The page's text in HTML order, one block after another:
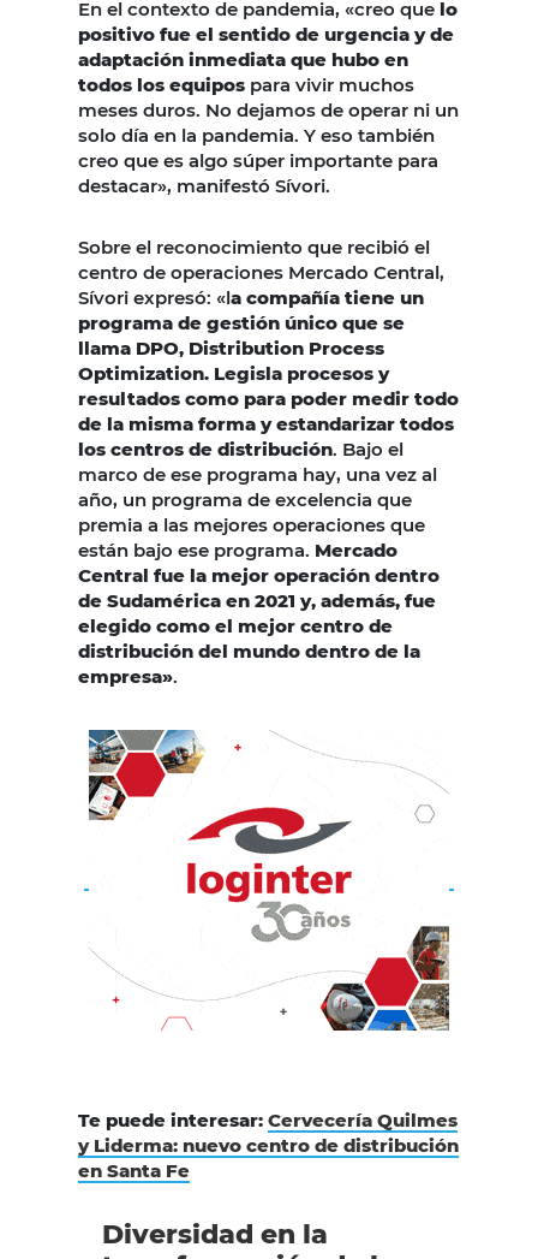
En el contexto de pandemia, «creo que lo
positivo fue el sentido de urgencia y de
adaptación inmediata que hubo en
todos los equipos para vivir muchos
meses duros. No dejamos de operar ni un
solo día en la pandemia. Y eso también
creo que es algo súper importante para
destacar», manifestó Sívori.
Sobre el reconocimiento que recibió el
centro de operaciones Mercado Central,
Sívori expresó: «la compañía tiene un
programa de gestión único que se
llama DPO, Distribution Process
Optimization. Legisla procesos y
resultados como para poder medir todo
de la misma forma y estandarizar todos
los centros de distribución. Bajo el
marco de ese programa hay, una vez al
año, un programa de excelencia que
premia a las mejores operaciones que
están bajo ese programa. Mercado
Central fue la mejor operación dentro
de Sudamérica en 2021 y, además, fue
elegido como el mejor centro de
distribución del mundo dentro de la
empresa».
Te puede interesar: Cervecería Quilmes
y Liderma: nuevo centro de distribución
en Santa Fe
Diversidad en la